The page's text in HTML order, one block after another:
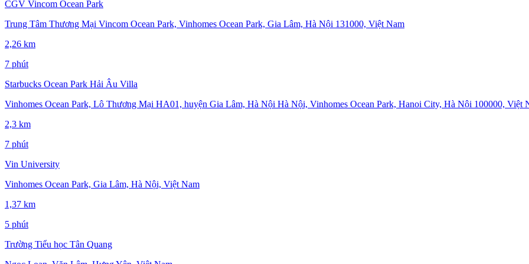
CGV Vincom Ocean Park
Trung Tâm Thương Mại Vincom Ocean Park, Vinhomes Ocean Park, Gia Lâm, Hà Nội 131000, Việt Nam
2,26 km
7 phút
Starbucks Ocean Park Hải Âu Villa
Vinhomes Ocean Park, Lô Thương Mại HA01, huyện Gia Lâm, Hà Nội Hà Nội, Vinhomes Ocean Park, Hanoi City, Hà Nội 100000, Việt
2,3 km
7 phút
Vin University
Vinhomes Ocean Park, Gia Lâm, Hà Nội, Việt Nam
1,37 km
5 phút
Trường Tiểu học Tân Quang